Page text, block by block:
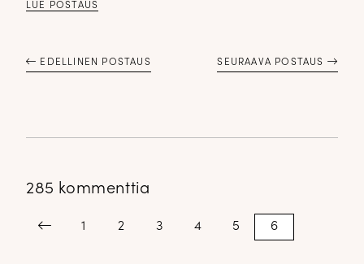
LUE POSTAUS
EDELLINEN POSTAUS SEURAAVA POSTAUS
285 kommenttia
Kommenttien
Previous
1 2 3 4 5 6